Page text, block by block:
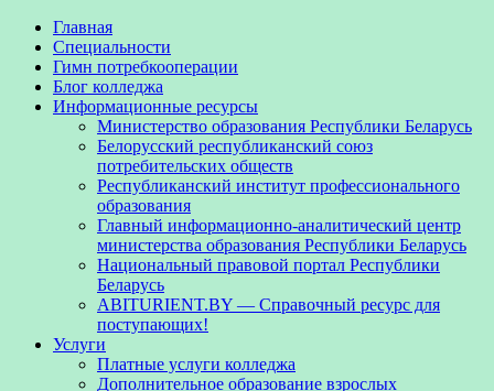
Главная
Специальности
Гимн потребкооперации
Блог колледжа
Информационные ресурсы
Министерство образования Республики Беларусь
Белорусский республиканский союз
потребительских обществ
Республиканский институт профессионального
образования
Главный информационно-аналитический центр
министерства образования Республики Беларусь
Национальный правовой портал Республики
Беларусь
ABITURIENT.BY — Справочный ресурс для
поступающих!
Услуги
Платные услуги колледжа
Дополнительное образование взрослых